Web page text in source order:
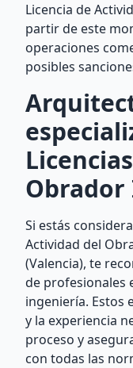
Licencia de
partir de este
operaciones
posibles
Si estás
Actividad del
(Valencia), te
de profesionales
ingeniería. Estos
y la experiencia
proceso y
con todas las